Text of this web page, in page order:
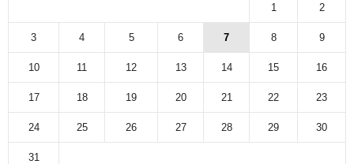
1 2
3 4 5 6 7 8 9
10 11 12 13 14 15 16
17 18 19 20 21 22 23
24 25 26 27 28 29 30
31